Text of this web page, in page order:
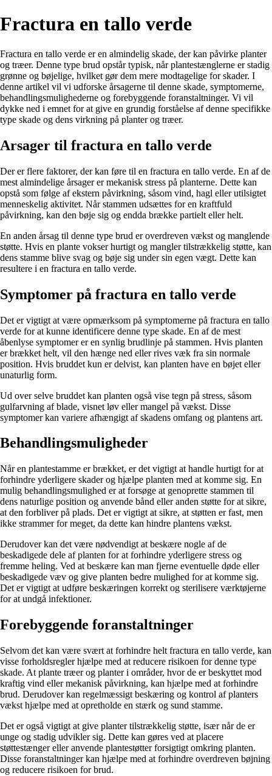
Fractura en tallo verde
Fractura en tallo verde er en almindelig skade, der kan påvirke planter
og træer. Denne type brud opstår typisk, når plantestænglerne er stadig
grønne og bøjelige, hvilket gør dem mere modtagelige for skader. I
denne artikel vil vi udforske årsagerne til denne skade, symptomerne,
behandlingsmulighederne og forebyggende foranstaltninger. Vi vil
dykke ned i emnet for at give en grundig forståelse af denne specifikke
type skade og dens virkning på planter og træer.
Arsager til fractura en tallo verde
Der er flere faktorer, der kan føre til en fractura en tallo verde. En af de
mest almindelige årsager er mekanisk stress på planterne. Dette kan
opstå som følge af ekstern påvirkning, såsom vind, hagl eller utilsigtet
menneskelig aktivitet. Når stammen udsættes for en kraftfuld
påvirkning, kan den bøje sig og endda brække partielt eller helt.
En anden årsag til denne type brud er overdreven vækst og manglende
støtte. Hvis en plante vokser hurtigt og mangler tilstrækkelig støtte, kan
dens stamme blive svag og bøje sig under sin egen vægt. Dette kan
resultere i en fractura en tallo verde.
Symptomer på fractura en tallo verde
Det er vigtigt at være opmærksom på symptomerne på fractura en tallo
verde for at kunne identificere denne type skade. En af de mest
åbenlyse symptomer er en synlig brudlinje på stammen. Hvis planten
er brækket helt, vil den hænge ned eller rives væk fra sin normale
position. Hvis bruddet kun er delvist, kan planten have en bøjet eller
unaturlig form.
Ud over selve bruddet kan planten også vise tegn på stress, såsom
gulfarvning af blade, visnet løv eller mangel på vækst. Disse
symptomer kan variere afhængigt af skadens omfang og plantens art.
Behandlingsmuligheder
Når en plantestamme er brækket, er det vigtigt at handle hurtigt for at
forhindre yderligere skader og hjælpe planten med at komme sig. En
mulig behandlingsmulighed er at forsøge at genoprette stammen til
dens naturlige position og anvende bånd eller anden støtte for at sikre,
at den forbliver på plads. Det er vigtigt at sikre, at støtten er fast, men
ikke strammer for meget, da dette kan hindre plantens vækst.
Derudover kan det være nødvendigt at beskære nogle af de
beskadigede dele af planten for at forhindre yderligere stress og
fremme heling. Ved at beskære kan man fjerne eventuelle døde eller
beskadigede væv og give planten bedre mulighed for at komme sig.
Det er vigtigt at udføre beskæringen korrekt og sterilisere værktøjerne
for at undgå infektioner.
Forebyggende foranstaltninger
Selvom det kan være svært at forhindre helt fractura en tallo verde, kan
visse forholdsregler hjælpe med at reducere risikoen for denne type
skade. At plante træer og planter i områder, hvor de er beskyttet mod
kraftig vind eller mekanisk påvirkning, kan hjælpe med at forhindre
brud. Derudover kan regelmæssigt beskæring og kontrol af planters
vækst hjælpe med at opretholde en stærk og sund stamme.
Det er også vigtigt at give planter tilstrækkelig støtte, især når de er
unge og stadig udvikler sig. Dette kan gøres ved at placere
støttestænger eller anvende plantestøtter forsigtigt omkring planten.
Disse foranstaltninger kan hjælpe med at forhindre overdreven bøjning
og reducere risikoen for brud.